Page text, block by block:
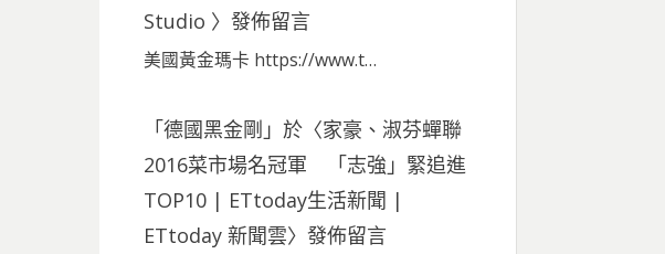
Studio 〉發佈留言
美國黃金瑪卡 https://www.t…
「德國黑金剛 」於〈家豪、淑芬蟬聯
2016菜市場名冠軍 「志強」緊追進
TOP10 | ETtoday生活新聞 |
ETtoday 新聞雲〉發佈留言